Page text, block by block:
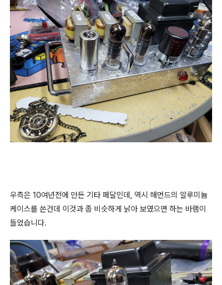
우측은 10여년전에 만든 기타 페달인데, 역시 해먼드의 알루미늄
케이스를 쓴건데 이것과 좀 비슷하게 낡아 보였으면 하는 바램이
들었습니다.